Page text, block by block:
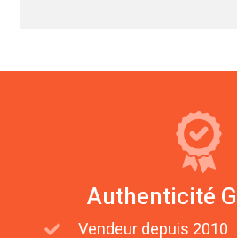
Authenticité
Vendeur depuis 2010